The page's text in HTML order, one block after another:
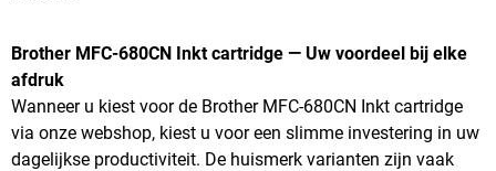
Brother MFC-680CN Inkt cartridge — Uw voordeel bij elke
afdruk
Wanneer u kiest voor de Brother MFC-680CN Inkt cartridge
via onze webshop, kiest u voor een slimme investering in uw
dagelijkse productiviteit. De huismerk varianten zijn vaak